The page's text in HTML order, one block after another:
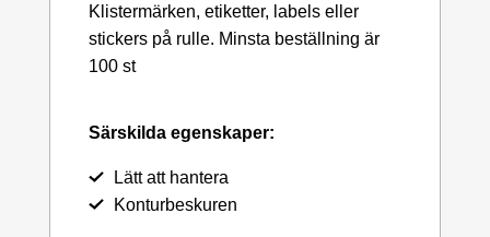
Klistermärken, etiketter, labels eller
stickers på rulle. Minsta beställning är
100 st
Särskilda egenskaper:
Lätt att hantera
Konturbeskuren